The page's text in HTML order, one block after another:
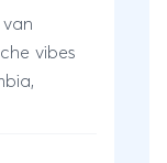
vibes